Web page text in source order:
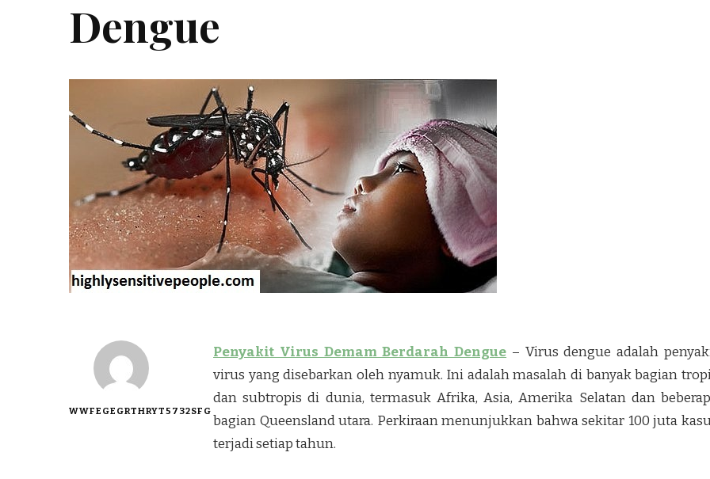
Dengue
WWFEGEGRTHRYT5732SFG
Penyakit Virus Demam Berdarah Dengue – Virus dengue adalah
virus yang disebarkan oleh nyamuk. Ini adalah masalah di banyak bagian
dan subtropis di dunia, termasuk Afrika, Asia, Amerika Selatan dan
bagian Queensland utara. Perkiraan menunjukkan bahwa sekitar 100 juta
terjadi setiap tahun.